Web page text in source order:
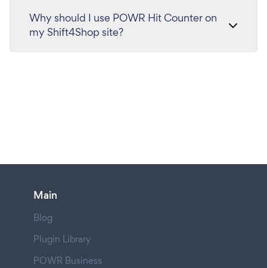
Why should I use POWR Hit Counter on
my Shift4Shop site?
Main
Blog
Plugin Library
POWR Business